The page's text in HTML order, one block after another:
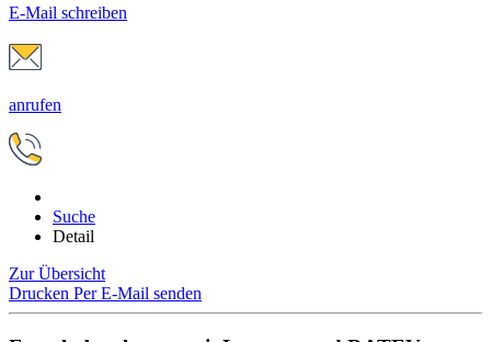
E-Mail schreiben
anrufen
Suche
Detail
Zur Übersicht
Drucken Per E-Mail senden